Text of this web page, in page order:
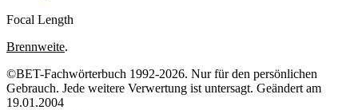
Focal Length
Brennweite.
©BET-Fachwörterbuch 1992-2026. Nur für den persönlichen
Gebrauch. Jede weitere Verwertung ist untersagt. Geändert am
19.01.2004